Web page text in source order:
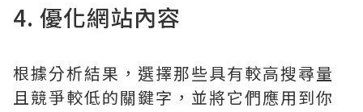
4. 優化網站內容
根據分析結果，選擇那些具有較高搜尋量
且競爭較低的關鍵字，並將它們應用到你